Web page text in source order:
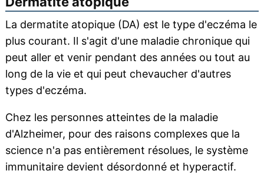
La dermatite atopique (DA) est le type d'eczéma le
plus courant. Il s'agit d'une maladie chronique qui
peut aller et venir pendant des années ou tout au
long de la vie et qui peut chevaucher d'autres
types d'eczéma.
Chez les personnes atteintes de la maladie
d'Alzheimer, pour des raisons complexes que la
science n'a pas entièrement résolues, le système
immunitaire devient désordonné et hyperactif.